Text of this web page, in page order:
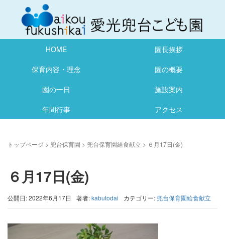
HOME
園長挨拶
保育内容・理念
園の概要
園の一日
施設案内
年間行事
アクセス
トップページ > 兜台保育園 > 兜台保育園給食献立 > ６月17日(金)
６月17日(金)
公開日: 2022年6月17日 著者:kabutodai カテゴリー: 兜台保育園給食献立